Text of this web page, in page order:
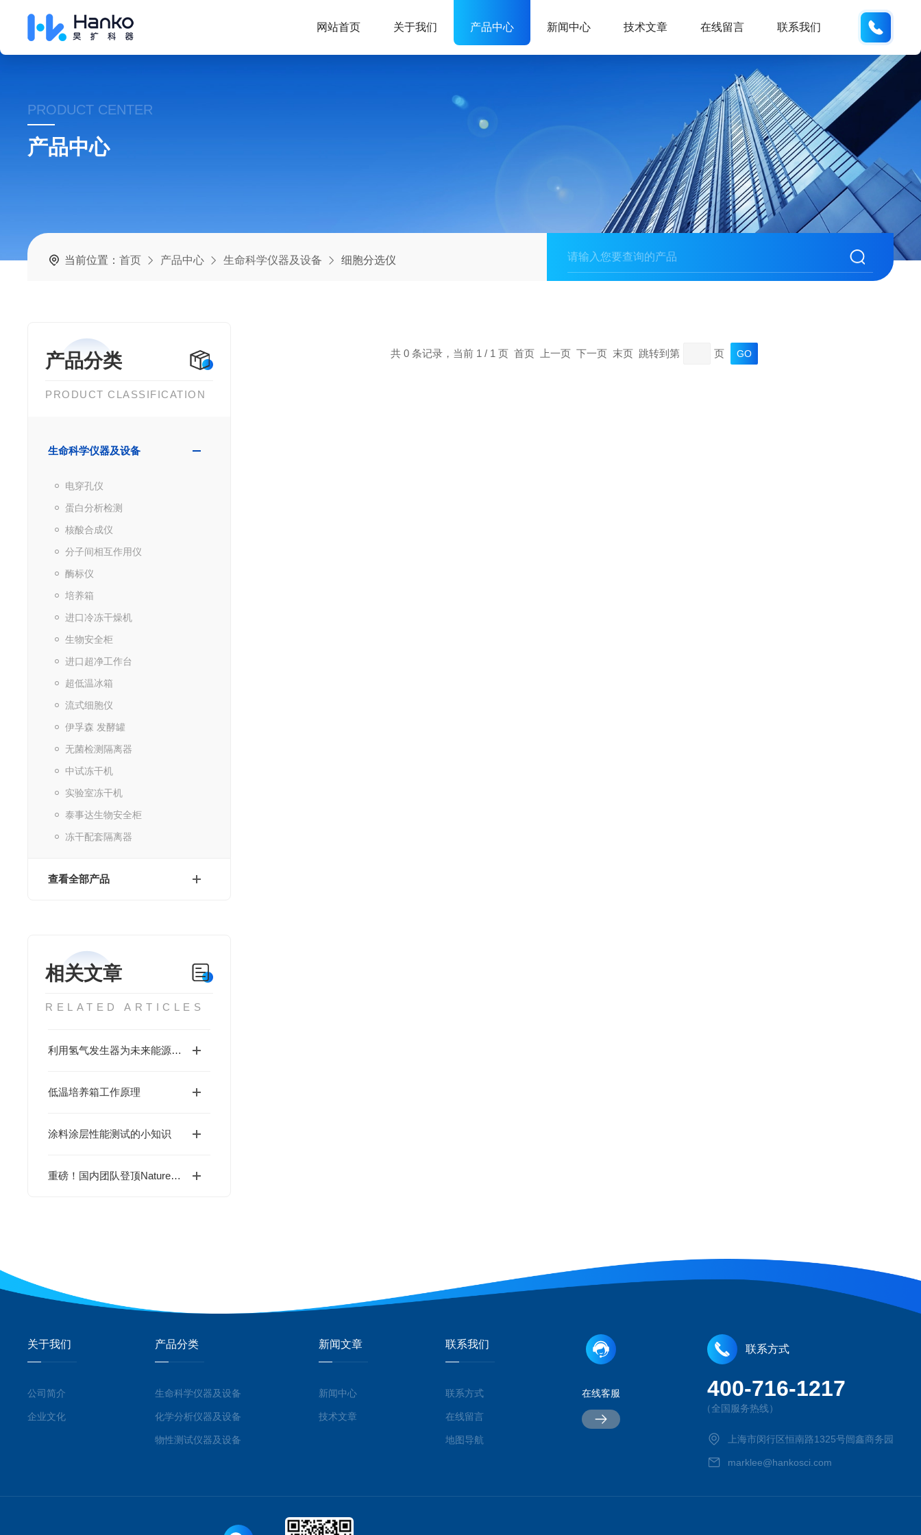
网站首页 关于我们 产品中心 新闻中心 技术文章 在线留言 联系我们
PRODUCT CENTER
产品中心
当前位置：首页 产品中心 生命科学仪器及设备 细胞分选仪
产品分类
PRODUCT CLASSIFICATION
生命科学仪器及设备
电穿孔仪
蛋白分析检测
核酸合成仪
分子间相互作用仪
酶标仪
培养箱
进口冷冻干燥机
生物安全柜
进口超净工作台
超低温冰箱
流式细胞仪
伊孚森 发酵罐
无菌检测隔离器
中试冻干机
实验室冻干机
泰事达生物安全柜
冻干配套隔离器
查看全部产品
相关文章
RELATED ARTICLES
利用氢气发生器为未来能源转型注入新动力
低温培养箱工作原理
涂料涂层性能测试的小知识
重磅！国内团队登顶Nature｜FIDA技术硬核助力破解玉米氮利用关键科学难题
共 0 条记录，当前 1 / 1 页 首页 上一页 下一页 末页 跳转到第 页
关于我们
公司简介
企业文化
产品分类
生命科学仪器及设备
化学分析仪器及设备
物性测试仪器及设备
新闻文章
新闻中心
技术文章
联系我们
联系方式
在线留言
地图导航
在线客服
联系方式
400-716-1217
（全国服务热线）
上海市闵行区恒南路1325号闿鑫商务园
marklee@hankosci.com